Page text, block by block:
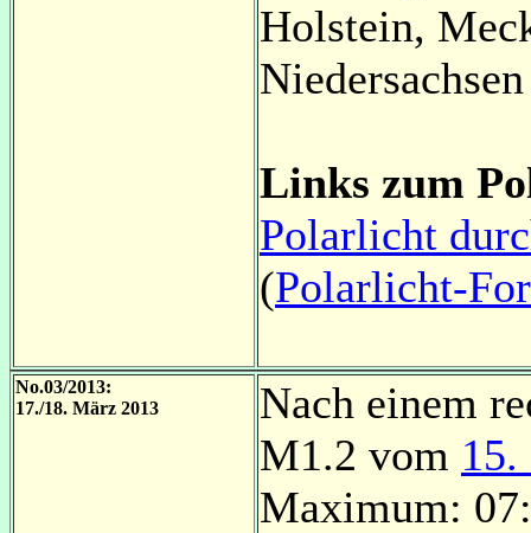
Holstein,
Links zum
Polarlicht
(Polarlicht-
No.03/2013:
17./18. März 2013
Nach einem
M1.2 vom
Maximum: